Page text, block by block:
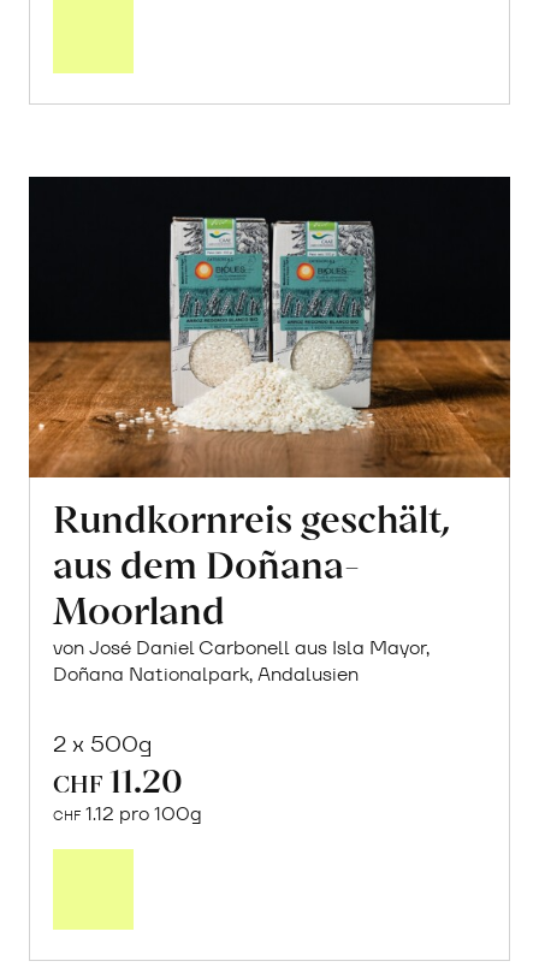
Rundkornreis geschält,
aus dem Doñana-
Moorland
von José Daniel Carbonell aus Isla Mayor,
Doñana Nationalpark, Andalusien
2 x 500g
CHF 11.20
CHF 1.12 pro 100g